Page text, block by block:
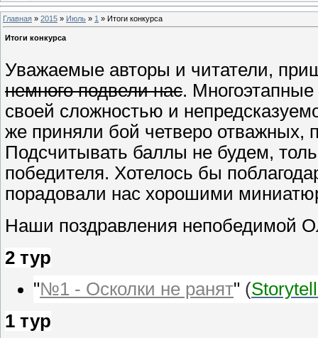
Главная » 2015 » Июль » 1 » Итоги конкурса
Итоги конкурса
Уважаемые авторы и читатели,
немного подвели нас. Многоэтапные
своей сложностью и
же приняли бой четверо
Подсчитывать баллы не будем,
победителя. Хотелось бы
порадовали нас хорошими
Наши поздравления непобедимой
2 тур
"№1 - Осколки не ранят" (
1 тур